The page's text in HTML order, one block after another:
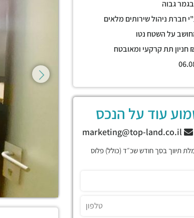
עוד על הנכס
תיווך בסך חודש שכ״ד (כולל) פלוס